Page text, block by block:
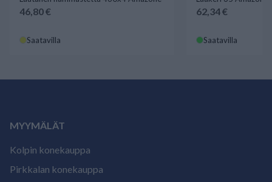
46,80 €
Saatavilla
62,34 €
Saatavilla
MYYMÄLÄT
Kolpin konekauppa
Pirkkalan konekauppa